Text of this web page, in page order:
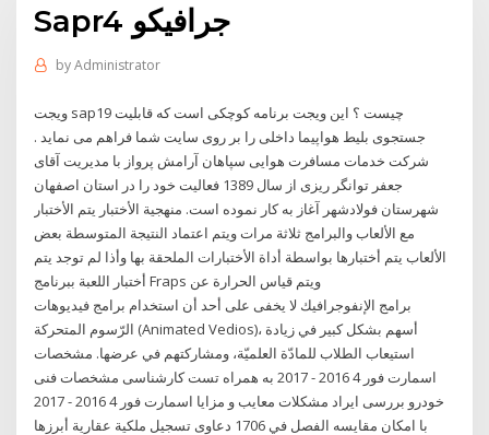
Sapr4 جرافيكو
byAdministrator
ویجت sap19 چیست ؟ این ویجت برنامه کوچکی است که قابلیت
جستجوی بلیط هواپیما داخلی را بر روی سایت شما فراهم می نماید .
شرکت خدمات مسافرت هوایی سپاهان آرامش پرواز با مدیریت آقای
جعفر توانگر ریزی از سال 1389 فعالیت خود را در استان اصفهان
شهرستان فولادشهر آغاز به کار نموده است. منهجية الأختبار يتم الأختبار
مع الألعاب والبرامج ثلاثة مرات ويتم اعتماد النتيجة المتوسطة بعض
الألعاب يتم أختبارها بواسطة أداة الأختبارات الملحقة بها وأذا لم توجد يتم
أختبار اللعبة ببرنامج Fraps ويتم قياس الحرارة عن
برامج الإنفوجرافيك لا يخفى على أحد أن استخدام برامج فيديوهات
الرّسوم المتحركة (Animated Vedios)، أسهم بشكل كبير في زيادة
استيعاب الطلاب للمادّة العلميّة، ومشاركتهم في عرضها. مشخصات
اسمارت فور 4 2016 - 2017 به همراه تست کارشناسی مشخصات فنی
خودرو بررسی ایراد مشکلات معایب و مزایا اسمارت فور 4 2016 - 2017
با امکان مقایسه الفصل في 1706 دعاوى تسجيل ملكية عقارية أبرزها